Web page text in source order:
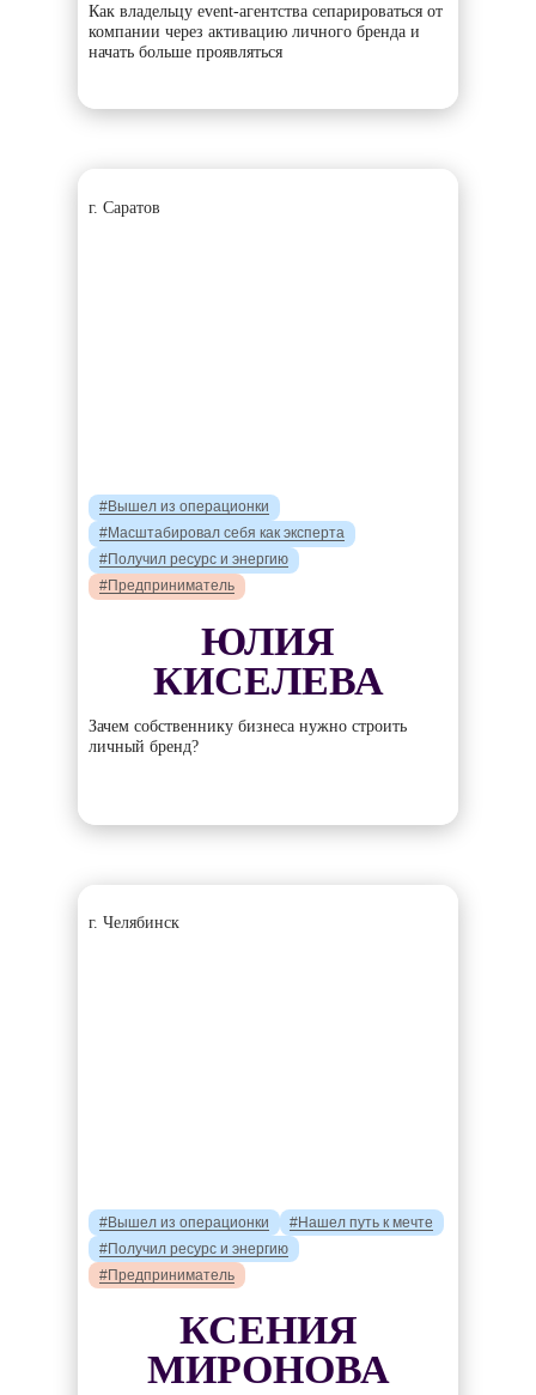
Как владельцу event-агентства сепарироваться от
компании через активацию личного бренда и
начать больше проявляться
г. Саратов
#Вышел из операционки
#Масштабировал себя как эксперта
#Получил ресурс и энергию
#Предприниматель
ЮЛИЯ
КИСЕЛЕВА
Зачем собственнику бизнеса нужно строить
личный бренд?
г. Челябинск
#Вышел из операционки
#Нашел путь к мечте
#Получил ресурс и энергию
#Предприниматель
КСЕНИЯ
МИРОНОВА